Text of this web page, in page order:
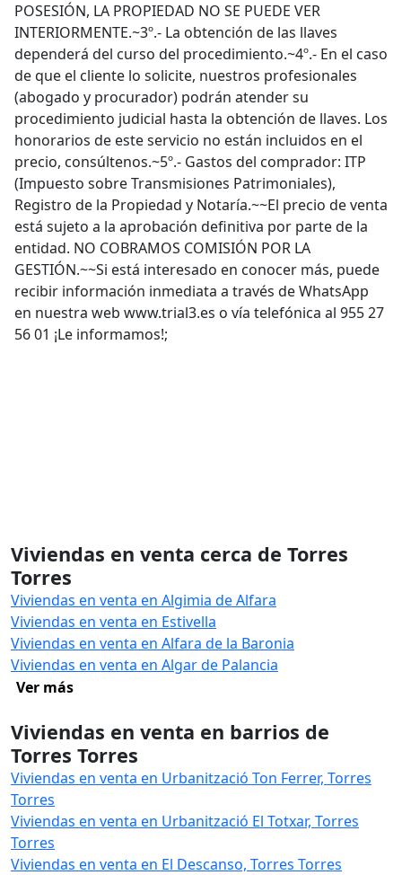
POSESIÓN, LA PROPIEDAD NO SE PUEDE VER
INTERIORMENTE.~3º.- La obtención de las llaves
dependerá del curso del procedimiento.~4º.- En el caso
de que el cliente lo solicite, nuestros profesionales
(abogado y procurador) podrán atender su
procedimiento judicial hasta la obtención de llaves. Los
honorarios de este servicio no están incluidos en el
precio, consúltenos.~5º.- Gastos del comprador: ITP
(Impuesto sobre Transmisiones Patrimoniales),
Registro de la Propiedad y Notaría.~~El precio de venta
está sujeto a la aprobación definitiva por parte de la
entidad. NO COBRAMOS COMISIÓN POR LA
GESTIÓN.~~Si está interesado en conocer más, puede
recibir información inmediata a través de WhatsApp
en nuestra web www.trial3.es o vía telefónica al 955 27
56 01 ¡Le informamos!;
Viviendas en venta cerca de Torres
Torres
Viviendas en venta en Algimia de Alfara
Viviendas en venta en Estivella
Viviendas en venta en Alfara de la Baronia
Viviendas en venta en Algar de Palancia
Ver más
Viviendas en venta en barrios de
Torres Torres
Viviendas en venta en Urbanització Ton Ferrer, Torres
Torres
Viviendas en venta en Urbanització El Totxar, Torres
Torres
Viviendas en venta en El Descanso, Torres Torres